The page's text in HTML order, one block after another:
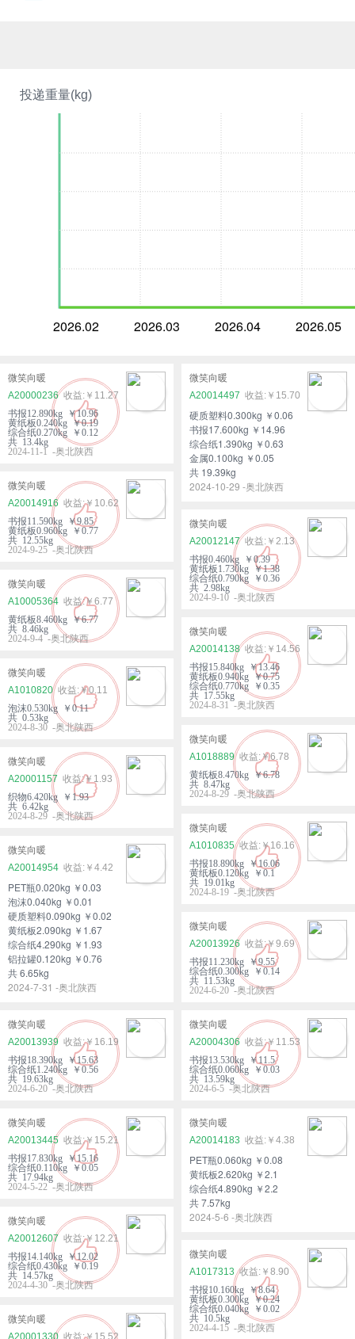
投递重量(kg)
2026.02 2026.03 2026.04 2026.05
微笑向暖
A20000236
￥11.27
书报12.890kg ￥10.96
黄纸板0.240kg ￥0.19
综合纸0.270kg ￥0.12
共 13.4kg
2024-11-1 -奥北陕西
微笑向暖
A20014497
￥15.70
硬质塑料0.300kg ￥0.06
书报17.600kg ￥14.96
综合纸1.390kg ￥0.63
金属0.100kg ￥0.05
共 19.39kg
2024-10-29 -奥北陕西
微笑向暖
A20014916
￥10.62
书报11.590kg ￥9.85
黄纸板0.960kg ￥0.77
共 12.55kg
2024-9-25 -奥北陕西
微笑向暖
A20012147
￥2.13
书报0.460kg ￥0.39
黄纸板1.730kg ￥1.38
综合纸0.790kg ￥0.36
共 2.98kg
2024-9-10 -奥北陕西
微笑向暖
A10005364
￥6.77
黄纸板8.460kg ￥6.77
共 8.46kg
2024-9-4 -奥北陕西
微笑向暖
A20014138
￥14.56
书报15.840kg ￥13.46
黄纸板0.940kg ￥0.75
综合纸0.770kg ￥0.35
共 17.55kg
2024-8-31 -奥北陕西
微笑向暖
A1010820
￥0.11
泡沫0.530kg ￥0.11
共 0.53kg
2024-8-30 -奥北陕西
微笑向暖
A1018889
￥6.78
黄纸板8.470kg ￥6.78
共 8.47kg
2024-8-29 -奥北陕西
微笑向暖
A20001157
￥1.93
织物6.420kg ￥1.93
共 6.42kg
2024-8-29 -奥北陕西
微笑向暖
A1010835
￥16.16
书报18.890kg ￥16.06
黄纸板0.120kg ￥0.1
共 19.01kg
2024-8-19 -奥北陕西
微笑向暖
A20014954
￥4.42
PET瓶0.020kg ￥0.03
泡沫0.040kg ￥0.01
硬质塑料0.090kg ￥0.02
黄纸板2.090kg ￥1.67
综合纸4.290kg ￥1.93
铝拉罐0.120kg ￥0.76
共 6.65kg
2024-7-31 -奥北陕西
微笑向暖
A20013926
￥9.69
书报11.230kg ￥9.55
综合纸0.300kg ￥0.14
共 11.53kg
2024-6-20 -奥北陕西
微笑向暖
A20013939
￥16.19
书报18.390kg ￥15.63
综合纸1.240kg ￥0.56
共 19.63kg
2024-6-20 -奥北陕西
微笑向暖
A20004306
￥11.53
书报13.530kg ￥11.5
综合纸0.060kg ￥0.03
共 13.59kg
2024-6-5 -奥北陕西
微笑向暖
A20013445
￥15.21
书报17.830kg ￥15.16
综合纸0.110kg ￥0.05
共 17.94kg
2024-5-22 -奥北陕西
微笑向暖
A20014183
￥4.38
PET瓶0.060kg ￥0.08
黄纸板2.620kg ￥2.1
综合纸4.890kg ￥2.2
共 7.57kg
2024-5-6 -奥北陕西
微笑向暖
A20012607
￥12.21
书报14.140kg ￥12.02
综合纸0.430kg ￥0.19
共 14.57kg
2024-4-30 -奥北陕西
微笑向暖
A1017313
￥8.90
书报10.160kg ￥8.64
黄纸板0.300kg ￥0.24
综合纸0.040kg ￥0.02
共 10.5kg
2024-4-15 -奥北陕西
微笑向暖
A20001330
￥15.52